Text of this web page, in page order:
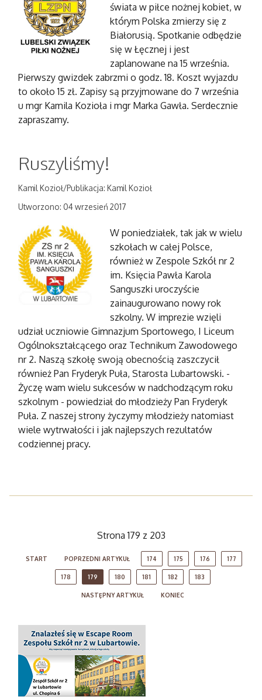
świata w piłce nożnej kobiet, w
którym Polska zmierzy się z
Białorusią. Spotkanie odbędzie
się w Łęcznej i jest
zaplanowane na 15 września.
Pierwszy gwizdek zabrzmi o godz. 18. Koszt wyjazdu
to około 15 zł. Zapisy są przyjmowane do 7 września
u mgr Kamila Kozioła i mgr Marka Gawła. Serdecznie
zapraszamy.
Ruszyliśmy!
Kamil Kozioł/Publikacja: Kamil Kozioł
Utworzono: 04 wrzesień 2017
W poniedziałek, tak jak w wielu
szkołach w całej Polsce,
również w Zespole Szkół nr 2
im. Księcia Pawła Karola
Sanguszki uroczyście
zainaugurowano nowy rok
szkolny. W imprezie wzięli
udział uczniowie Gimnazjum Sportowego, I Liceum
Ogólnokształcącego oraz Technikum Zawodowego
nr 2. Naszą szkołę swoją obecnością zaszczycił
również Pan Fryderyk Puła, Starosta Lubartowski. -
Życzę wam wielu sukcesów w nadchodzącym roku
szkolnym - powiedział do młodzieży Pan Fryderyk
Puła. Z naszej strony życzymy młodzieży natomiast
wiele wytrwałości i jak najlepszych rezultatów
codziennej pracy.
Strona 179 z 203
START POPRZEDNI ARTYKUŁ 174 175 176 177
178 179 180 181 182 183
NASTĘPNY ARTYKUŁ KONIEC